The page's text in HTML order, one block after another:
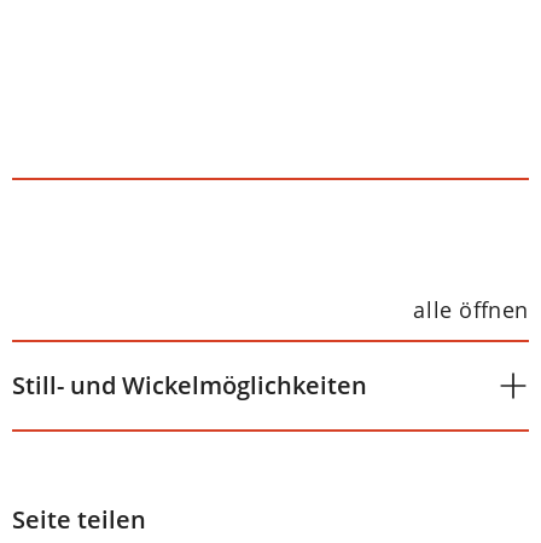
alle öffnen
Still- und Wickelmöglichkeiten
Seite teilen